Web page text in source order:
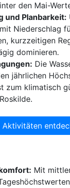
den Mai-
und Planbarkeit:
Niederschlag
kurzzeitigen
dominieren.
Die
jährlichen
zum klimatisch
Mit